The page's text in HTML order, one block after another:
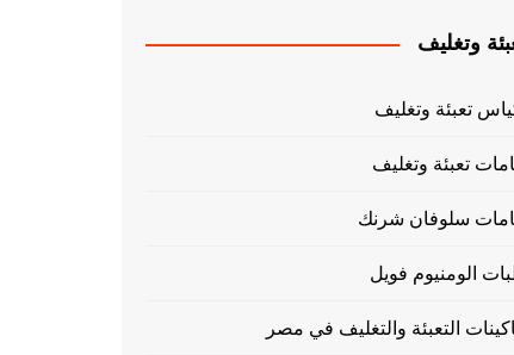
وتغليف
تعبئة وتغليف
تعبئة وتغليف
سلوفان شرنك
الومنيوم فويل
التعبئة والتغليف في مصر